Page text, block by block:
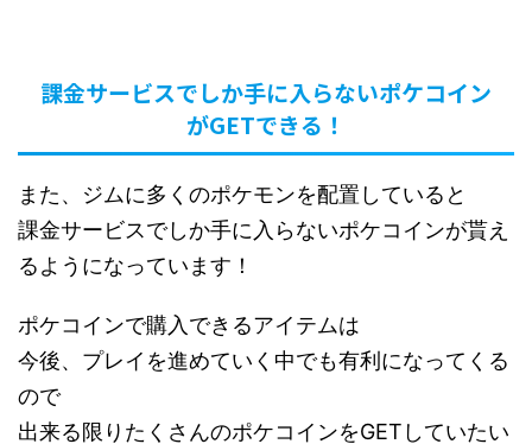
課金サービスでしか手に入らないポケコイン
がGETできる！
また、ジムに多くのポケモンを配置していると
課金サービスでしか手に入らないポケコインが貰え
るようになっています！
ポケコインで購入できるアイテムは
今後、プレイを進めていく中でも有利になってくる
ので
出来る限りたくさんのポケコインをGETしていたい